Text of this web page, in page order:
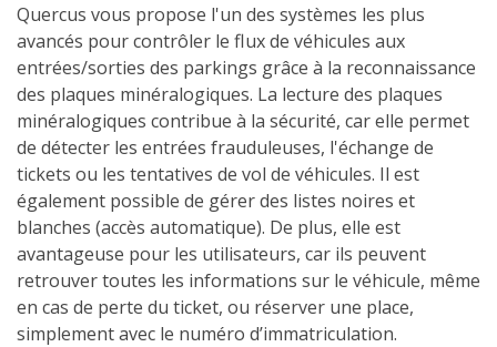
Quercus vous propose l'un des systèmes les plus
avancés pour contrôler le flux de véhicules aux
entrées/sorties des parkings grâce à la reconnaissance
des plaques minéralogiques. La lecture des plaques
minéralogiques contribue à la sécurité, car elle permet
de détecter les entrées frauduleuses, l'échange de
tickets ou les tentatives de vol de véhicules. Il est
également possible de gérer des listes noires et
blanches (accès automatique). De plus, elle est
avantageuse pour les utilisateurs, car ils peuvent
retrouver toutes les informations sur le véhicule, même
en cas de perte du ticket, ou réserver une place,
simplement avec le numéro d’immatriculation.